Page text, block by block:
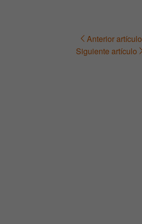
Navegación Anterior artículo
Siguiente artículo